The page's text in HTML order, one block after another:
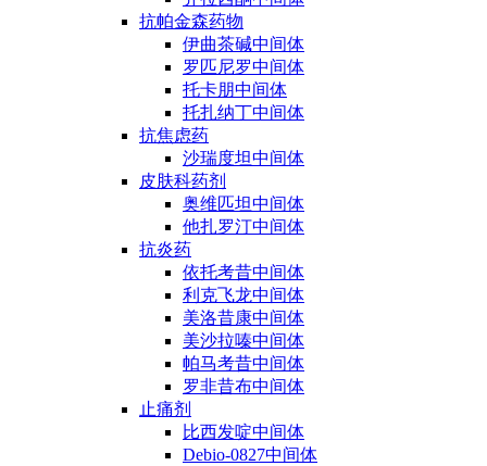
抗帕金森药物
伊曲茶碱中间体
罗匹尼罗中间体
托卡朋中间体
托扎纳丁中间体
抗焦虑药
沙瑞度坦中间体
皮肤科药剂
奥维匹坦中间体
他扎罗汀中间体
抗炎药
依托考昔中间体
利克飞龙中间体
美洛昔康中间体
美沙拉嗪中间体
帕马考昔中间体
罗非昔布中间体
止痛剂
比西发啶中间体
Debio-0827中间体